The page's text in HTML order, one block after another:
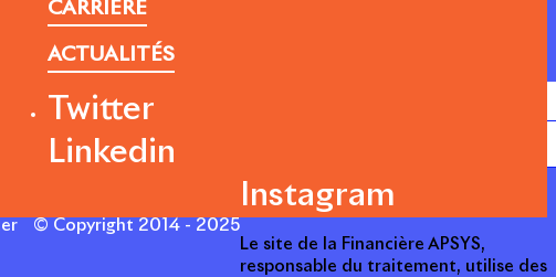
CARRIÈRE
ACTUALITÉS
© Copyright 2014 - 2025
Twitter
Linkedin
Instagram
Le site de la Financière APSYS,
responsable du traitement, utilise des